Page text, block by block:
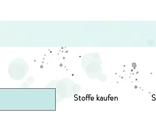
Stoffe kaufen